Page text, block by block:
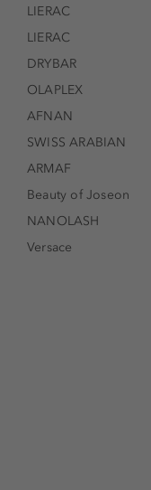
LIERAC
LIERAC
DRYBAR
OLAPLEX
AFNAN
SWISS ARABIAN
ARMAF
Beauty of Joseon
NANOLASH
Versace